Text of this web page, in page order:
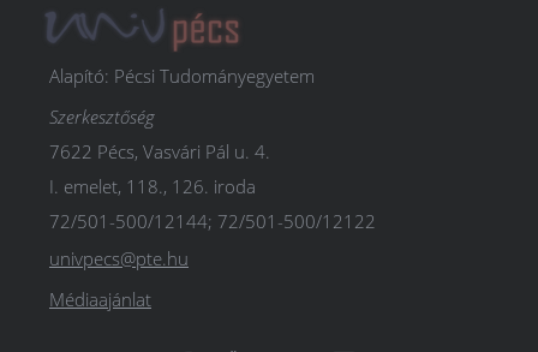
Alapító: Pécsi Tudományegyetem
Szerkesztőség
7622 Pécs, Vasvári Pál u. 4.
I. emelet, 118., 126. iroda
72/501-500/12144; 72/501-500/12122
univpecs@pte.hu
Médiaajánlat